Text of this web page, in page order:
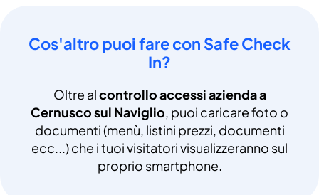
Cos'altro puoi fare con Safe Check
In?
Oltre alcontrollo accessi azienda a
Cernusco sul Naviglio, puoi caricare foto o
documenti (menù, listini prezzi, documenti
ecc...) che i tuoi visitatori visualizzeranno sul
proprio smartphone.